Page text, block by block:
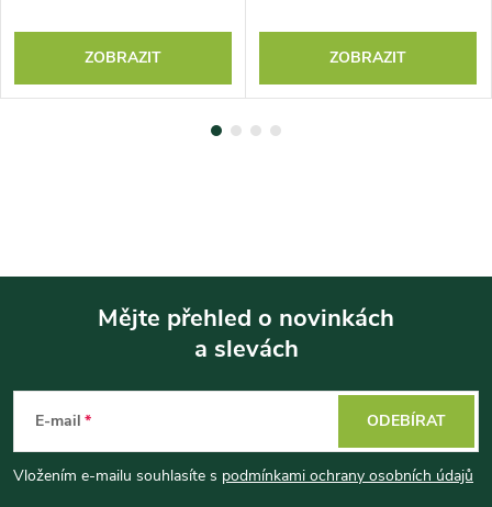
ZOBRAZIT ZOBRAZIT
p
Mějte přehled o novinkách
a slevách
E-mail
Vložením e-mailu souhlasíte s podmínkami ochrany osobních údajů
ODEBÍRAT